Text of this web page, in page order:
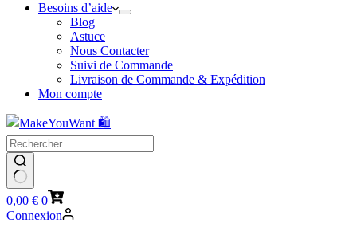
Besoins d’aide
Blog
Astuce
Nous Contacter
Suivi de Commande
Livraison de Commande & Expédition
Mon compte
Panier
d’achat
0,00 € 0
Connexion